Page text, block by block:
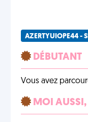
AZERTYUIOPE44 -
DÉBUTANT
Vous avez
MOI AUSSI,